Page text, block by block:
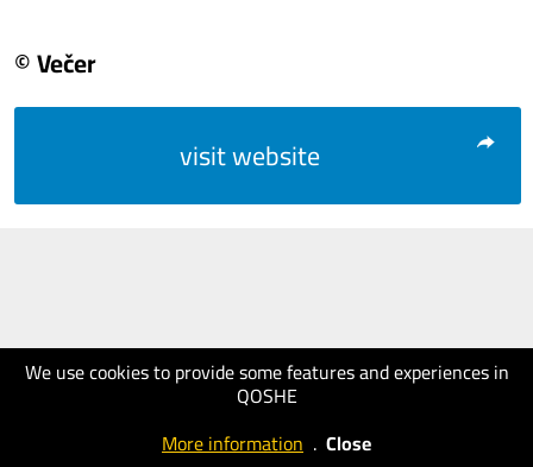
We use cookies to provide some features and experiences in
QOSHE
More information . Close
© Večer
visit website